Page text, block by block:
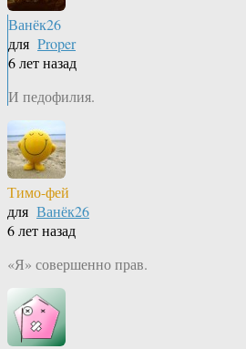
Ванёк26
для Proper
6 лет назад
И педофилия.
Тимо-фей
для Ванёк26
6 лет назад
«Я» совершенно прав.